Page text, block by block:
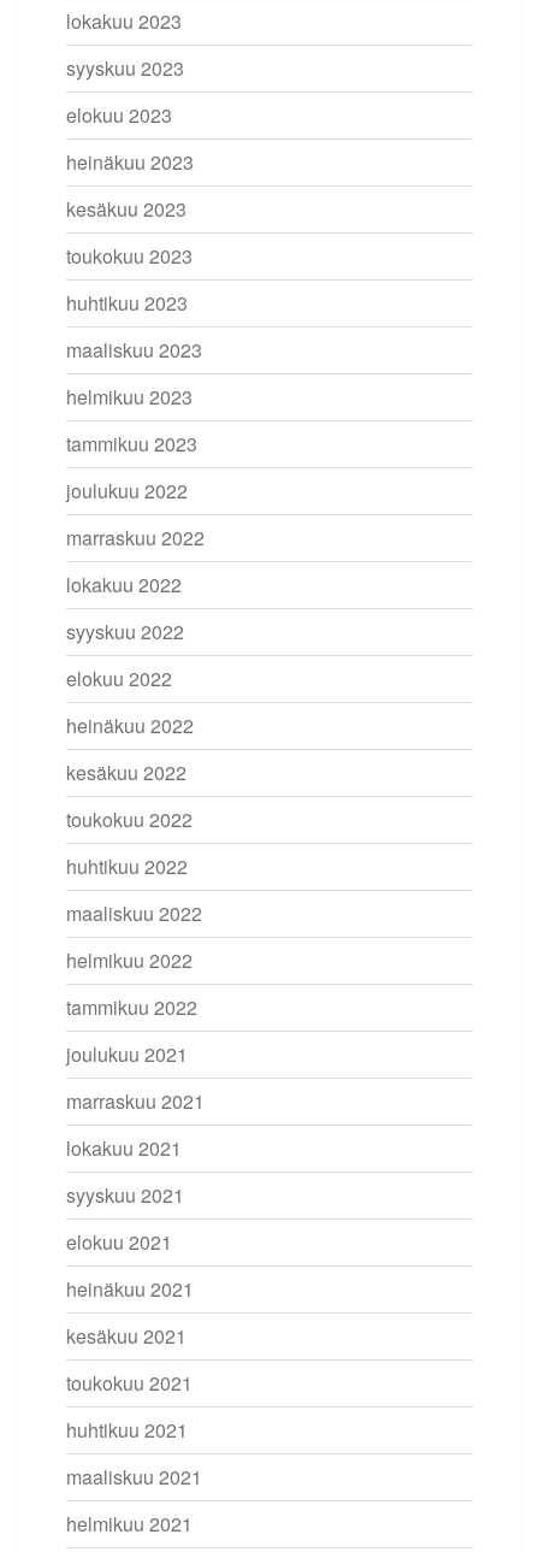
lokakuu 2023
syyskuu 2023
elokuu 2023
heinäkuu 2023
kesäkuu 2023
toukokuu 2023
huhtikuu 2023
maaliskuu 2023
helmikuu 2023
tammikuu 2023
joulukuu 2022
marraskuu 2022
lokakuu 2022
syyskuu 2022
elokuu 2022
heinäkuu 2022
kesäkuu 2022
toukokuu 2022
huhtikuu 2022
maaliskuu 2022
helmikuu 2022
tammikuu 2022
joulukuu 2021
marraskuu 2021
lokakuu 2021
syyskuu 2021
elokuu 2021
heinäkuu 2021
kesäkuu 2021
toukokuu 2021
huhtikuu 2021
maaliskuu 2021
helmikuu 2021